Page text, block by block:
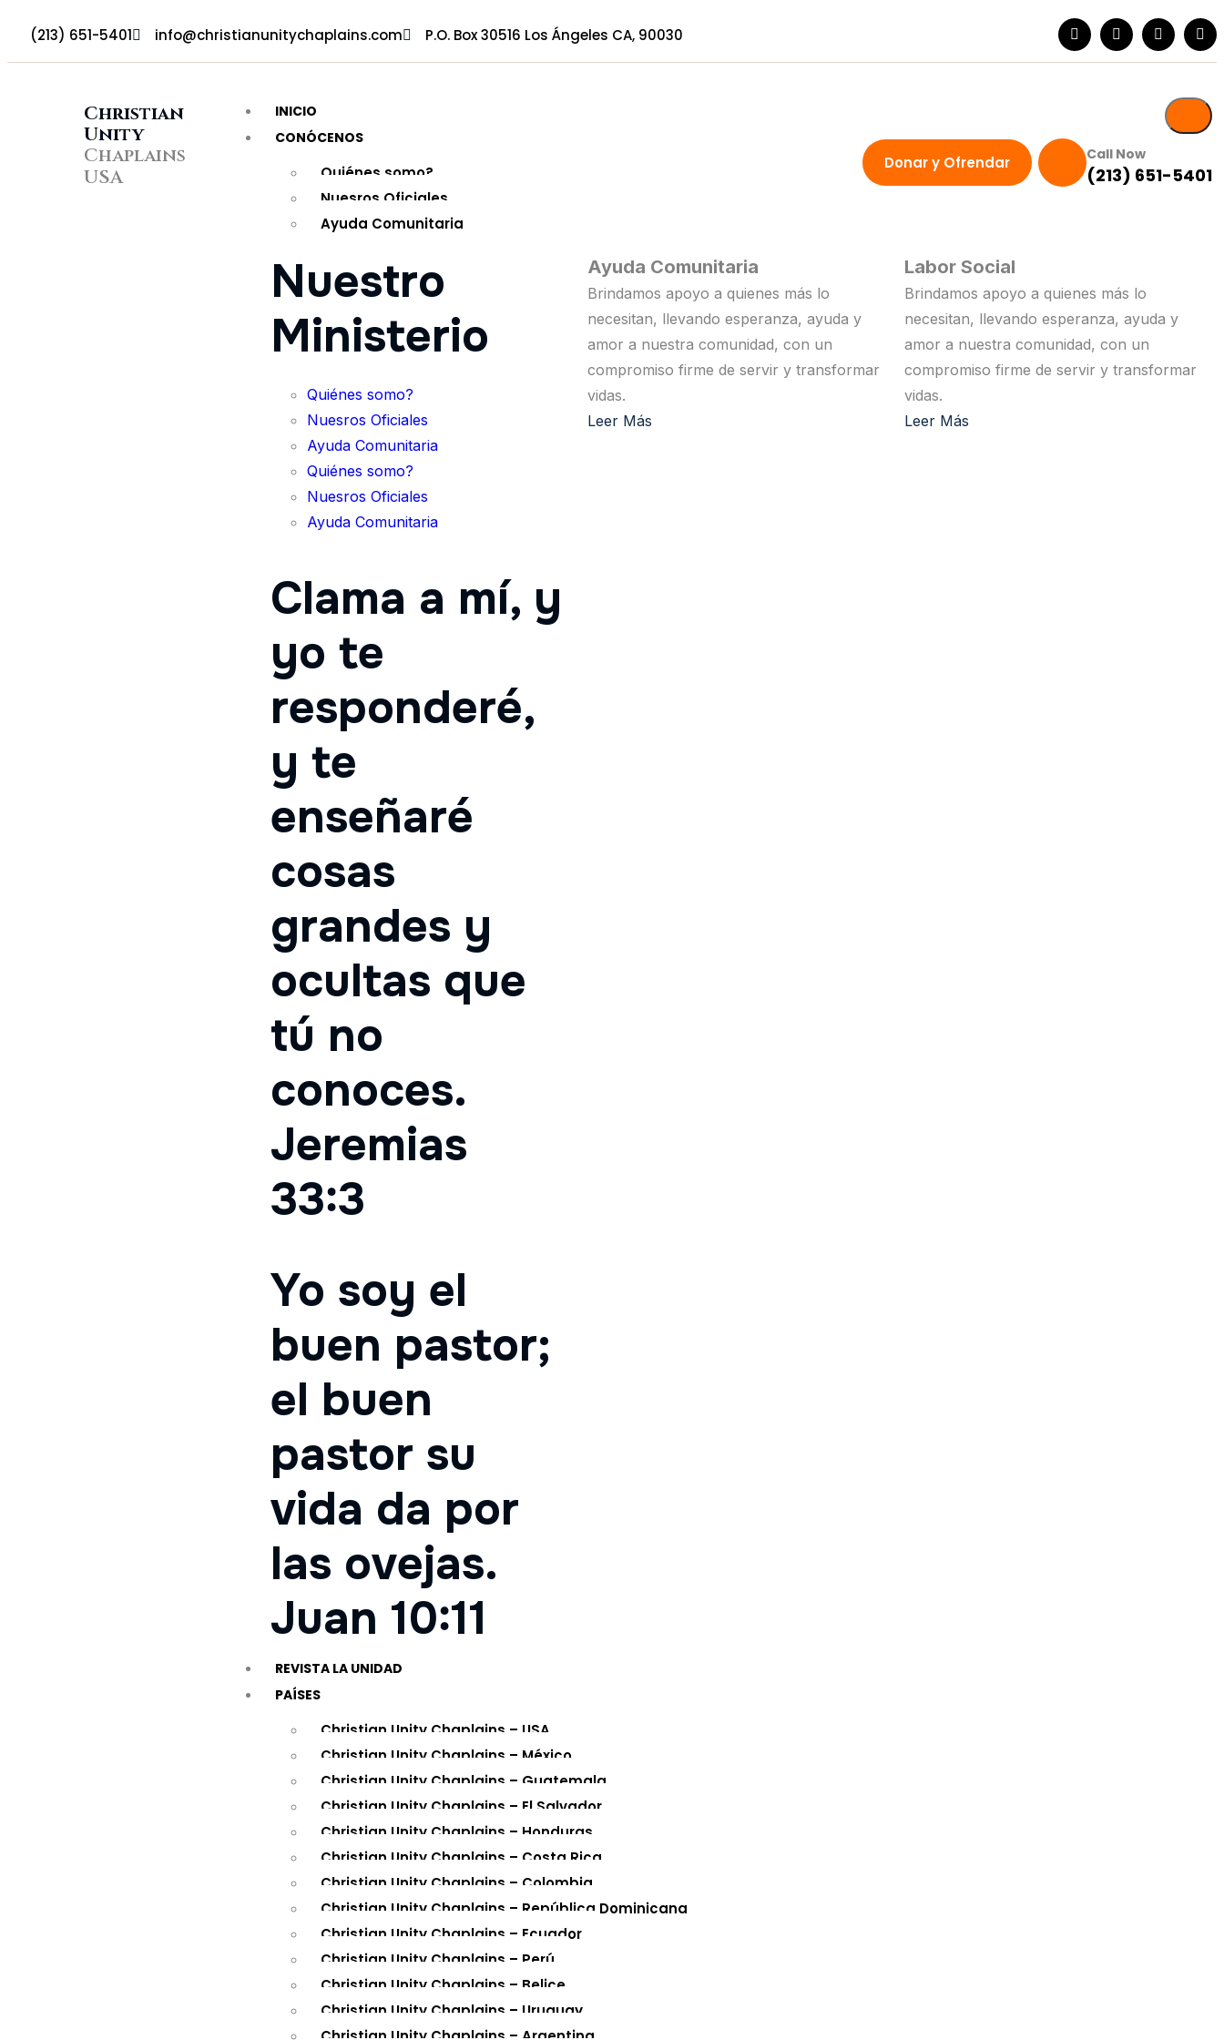
(213) 651-5401 info@christianunitychaplains.com P.O. Box 30516 Los Ángeles CA, 90030
Christian
Unity
Chaplains
USA
INICIO
CONÓCENOS
Quiénes somo?
Nuesros Oficiales
Ayuda Comunitaria
Nuestro
Ministerio
Quiénes somo?
Nuesros Oficiales
Ayuda Comunitaria
Quiénes somo?
Nuesros Oficiales
Ayuda Comunitaria
Clama a mí, y
yo te
responderé,
y te
enseñaré
cosas
grandes y
ocultas que
tú no
conoces.
Jeremias
33:3
Yo soy el
buen pastor;
el buen
pastor su
vida da por
las ovejas.
Juan 10:11
Ayuda Comunitaria
Brindamos apoyo a quienes más lo
necesitan, llevando esperanza, ayuda y
amor a nuestra comunidad, con un
compromiso firme de servir y transformar
vidas.
Leer Más
Labor Social
Brindamos apoyo a quienes más lo
necesitan, llevando esperanza, ayuda y
amor a nuestra comunidad, con un
compromiso firme de servir y transformar
vidas.
Leer Más
REVISTA LA UNIDAD
PAÍSES
Christian Unity Chaplains – USA
Christian Unity Chaplains – México
Christian Unity Chaplains – Guatemala
Christian Unity Chaplains – El Salvador
Christian Unity Chaplains – Honduras
Christian Unity Chaplains – Costa Rica
Christian Unity Chaplains – Colombia
Christian Unity Chaplains – República Dominicana
Christian Unity Chaplains – Ecuador
Christian Unity Chaplains – Perú
Christian Unity Chaplains – Belice
Christian Unity Chaplains – Uruguay
Christian Unity Chaplains – Argentina
Donar y Ofrendar Call Now
(213) 651-5401